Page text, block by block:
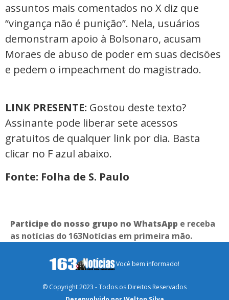
assuntos mais comentados no X diz que
“vingança não é punição”. Nela, usuários
demonstram apoio à Bolsonaro, acusam
Moraes de abuso de poder em suas decisões
e pedem o impeachment do magistrado.
LINK PRESENTE: Gostou deste texto?
Assinante pode liberar sete acessos
gratuitos de qualquer link por dia. Basta
clicar no F azul abaixo.
Fonte: Folha de S. Paulo
Participe do nosso grupo no WhatsApp e receba
as notícias do 163Notícias em primeira mão.
Você bem informado!
© Copyright 2023 - Todos os Direitos Reservados